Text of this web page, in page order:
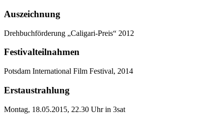
Auszeichnung
Drehbuchförderung „Caligari-Preis“ 2012
Festivalteilnahmen
Potsdam International Film Festival, 2014
Erstaustrahlung
Montag, 18.05.2015, 22.30 Uhr in 3sat